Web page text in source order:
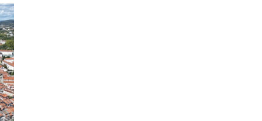
Velocidade, será apresentado
de trânsito para a implementação